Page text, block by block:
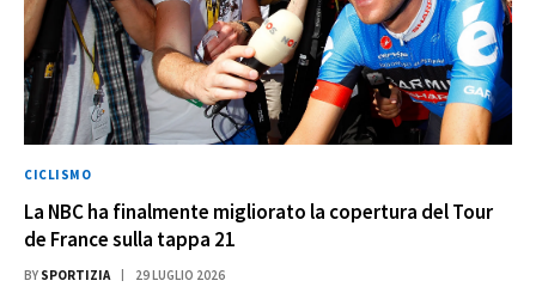
CICLISMO
La NBC ha finalmente migliorato la copertura del Tour
de France sulla tappa 21
BY SPORTIZIA 29 LUGLIO 2026